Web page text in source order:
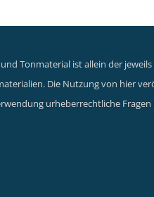
Tonmaterial ist allein der
Die Nutzung von hier
urheberrechtliche